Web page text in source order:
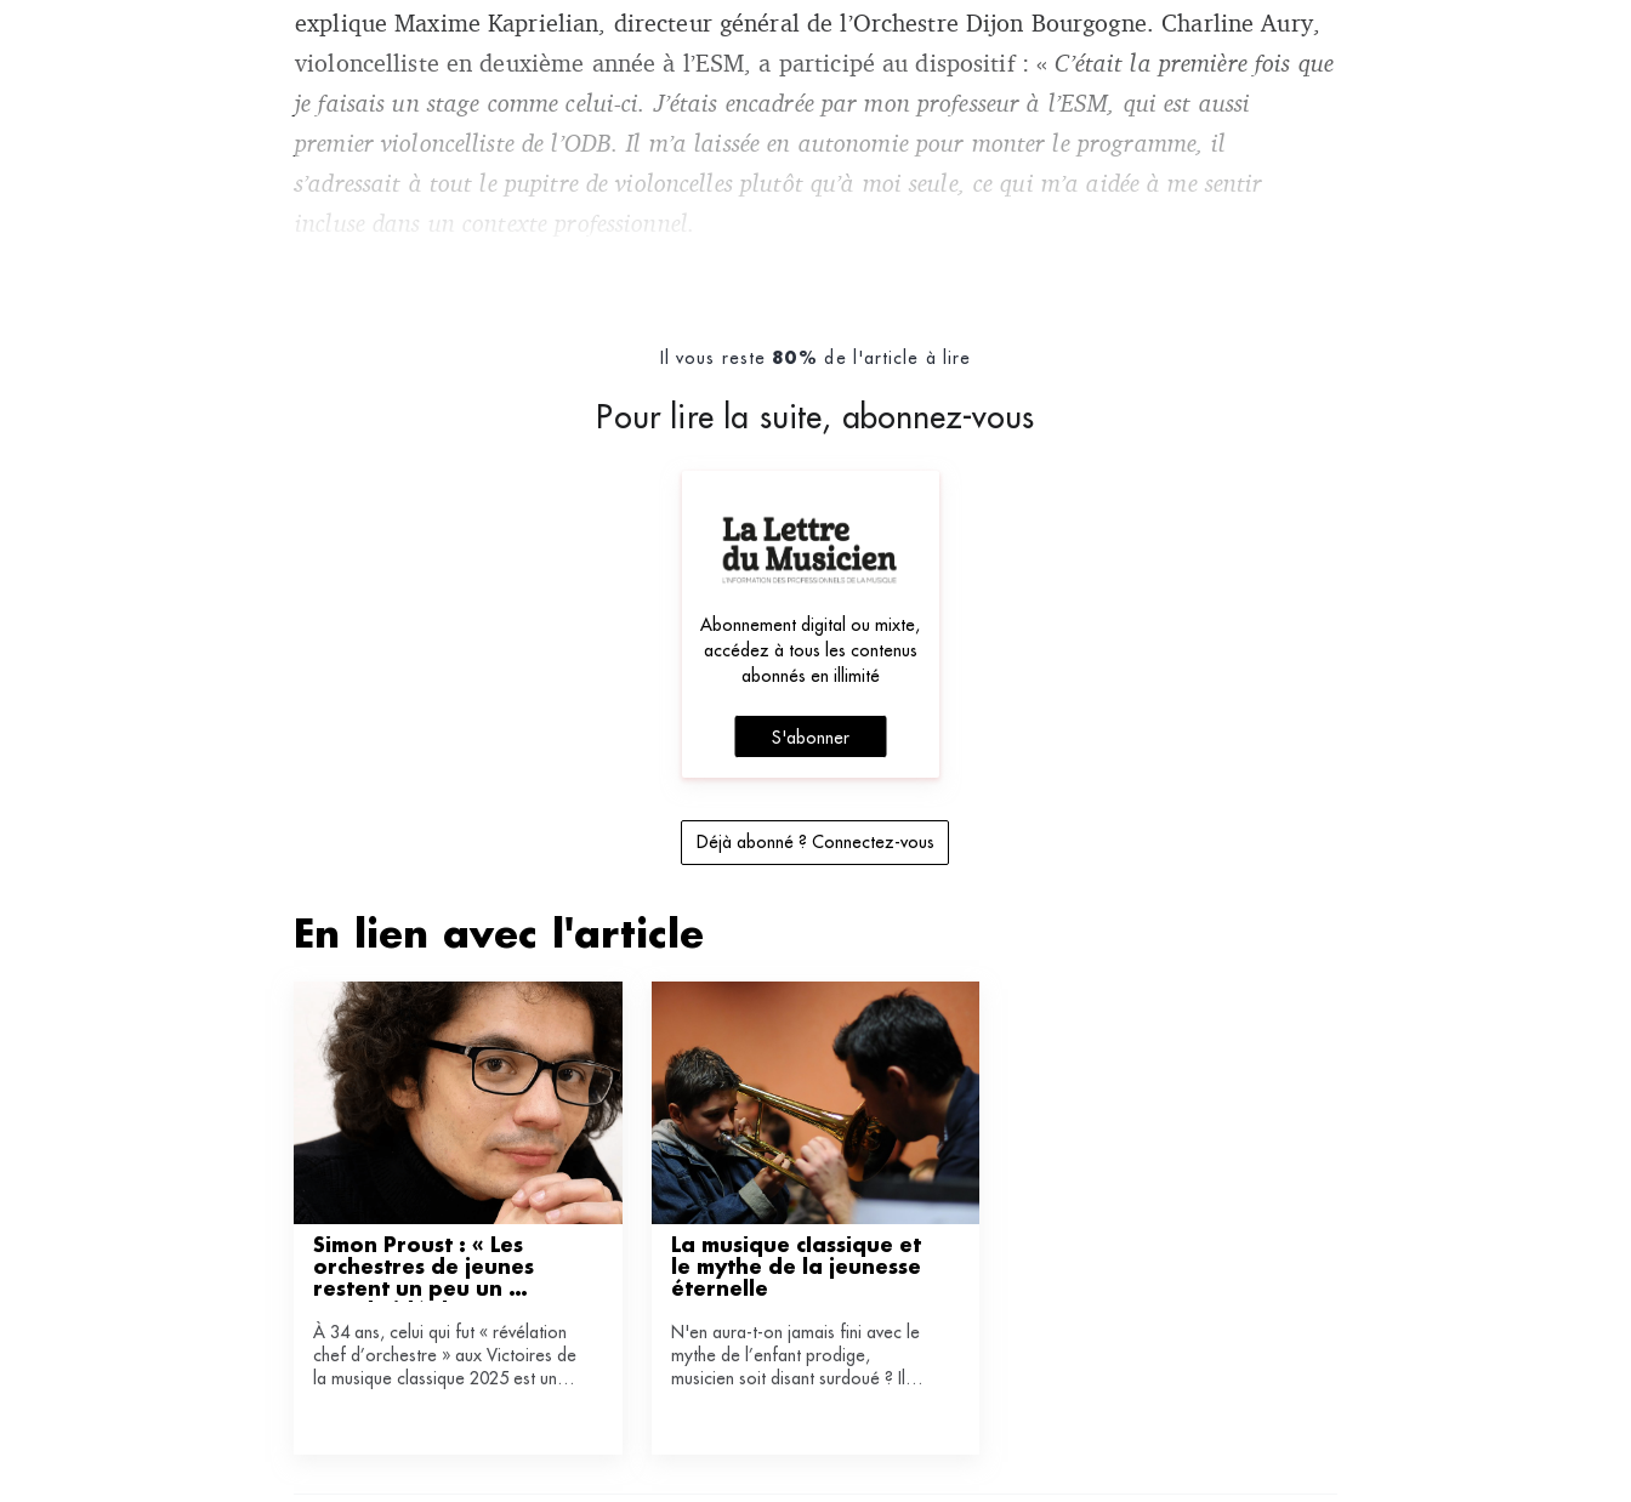
explique Maxime Kaprielian, directeur général de l’Orchestre Dijon Bourgogne. Charline Aury,
violoncelliste en deuxième année à l’ESM, a participé au dispositif : «C’était la première fois que
je faisais un stage comme celui-ci. J’étais encadrée par mon professeur à l’ESM, qui est aussi
premier violoncelliste de l’ODB. Il m’a laissée en autonomie pour monter le programme, il
s’adressait à tout le pupitre de violoncelles plutôt qu’à moi seule, ce qui m’a aidée à me sentir
incluse dans un contexte professionnel.
Il vous reste 80% de l'article à lire
Pour lire la suite, abonnez-vous
Abonnement digital ou mixte,
accédez à tous les contenus
abonnés en illimité
S'abonner
Déjà abonné ? Connectez-vous
En lien avec l'article
Simon Proust : « Les
orchestres de jeunes
restent un peu un
À 34 ans, celui qui fut « révélation
chef d’orchestre » aux Victoires de
la musique classique 2025 est un
La musique classique et
le mythe de la jeunesse
éternelle
N'en aura-t-on jamais fini avec le
mythe de l’enfant prodige,
musicien soit disant surdoué ? Il